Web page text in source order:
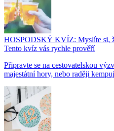
HOSPODSKÝ KVÍZ: Myslíte si,
Tento kvíz vás rychle prověří
Připravte se na cestovatelskou
majestátní hory, nebo raději